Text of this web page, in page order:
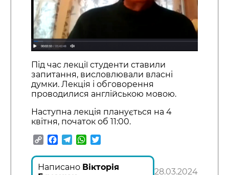
Під час лекції студенти ставили
запитання, висловлювали власні
думки. Лекція і обговорення
проводилися англійською мовою.
Наступна лекція планується на 4
квітня, початок об 11:00.
CopyFacebook
TelegramWhatsApp
Написано Вікторія
28.03.2024